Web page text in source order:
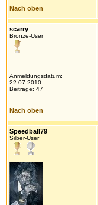
Nach oben
scarry
Bronze-User
Anmeldungsdatum:
22.07.2010
Beiträge: 47
Nach oben
Speedball79
Silber-User